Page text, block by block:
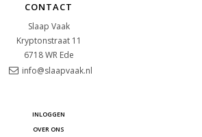
CONTACT
Slaap Vaak
Kryptonstraat 11
6718 WR Ede
info@slaapvaak.nl
INLOGGEN
OVER ONS